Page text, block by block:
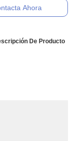
Ahora
De Producto